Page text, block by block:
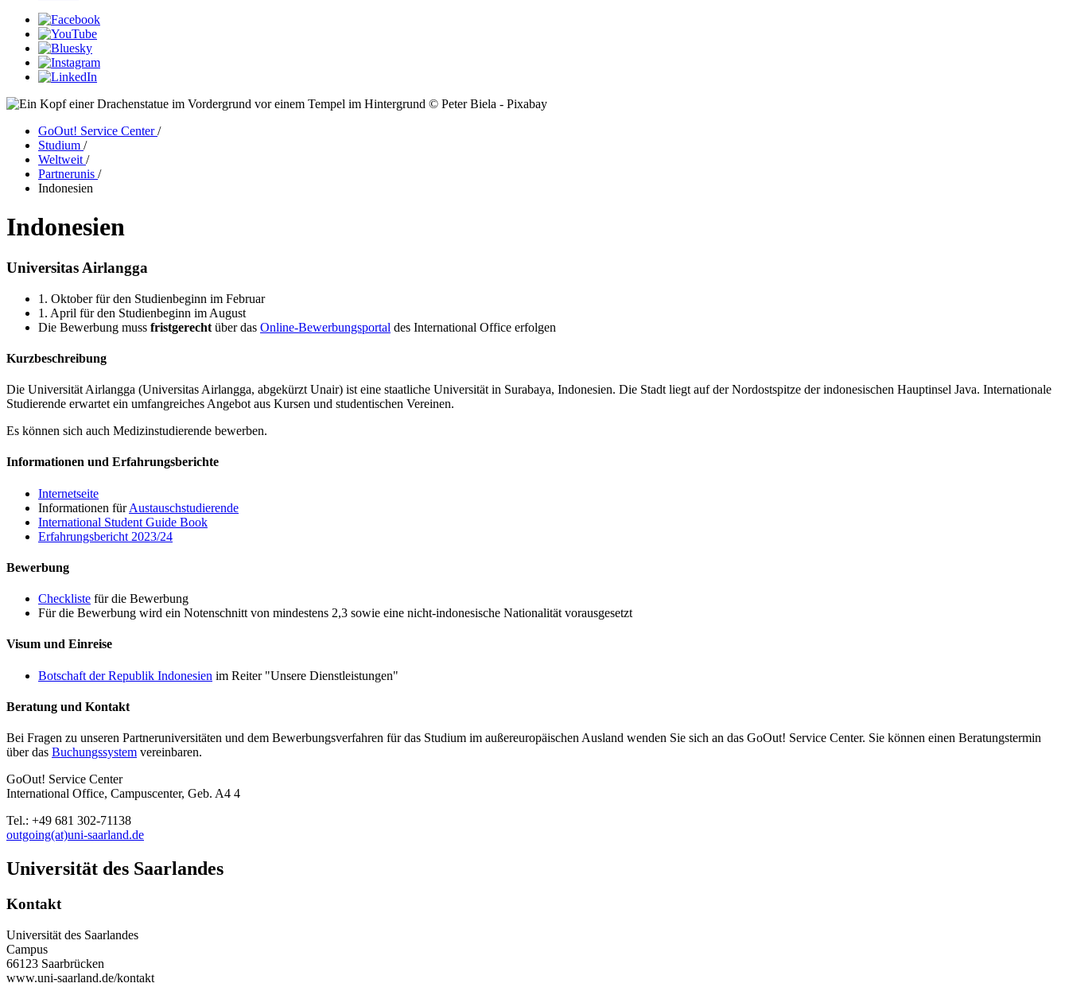
© Peter Biela - Pixabay
GoOut! Service Center/
Studium /
Weltweit /
Partnerunis /
Indonesien
Indonesien
Universitas Airlangga
1. Oktober für den Studienbeginn im Februar
1. April für den Studienbeginn im August
Die Bewerbung muss fristgerecht über das Online-Bewerbungsportal des International Office erfolgen
Kurzbeschreibung
Die Universität Airlangga (Universitas Airlangga, abgekürzt Unair) ist eine staatliche Universität in Surabaya, Indonesien. Die Stadt liegt auf der Nordostspitze der indonesischen Hauptinsel Java. Internationale
Studierende erwartet ein umfangreiches Angebot aus Kursen und studentischen Vereinen.
Es können sich auch Medizinstudierende bewerben.
Informationen und Erfahrungsberichte
Internetseite
Informationen fürAustauschstudierende
International Student Guide Book
Erfahrungsbericht 2023/24
Bewerbung
Checkliste für die Bewerbung
Für die Bewerbung wird ein Notenschnitt von mindestens 2,3 sowie eine nicht-indonesische Nationalität vorausgesetzt
Visum und Einreise
Botschaft der Republik Indonesien im Reiter "Unsere Dienstleistungen"
Beratung und Kontakt
Bei Fragen zu unseren Partneruniversitäten und dem Bewerbungsverfahren für das Studium im außereuropäischen Ausland wenden Sie sich an das GoOut! Service Center. Sie können einen Beratungstermin
über das Buchungssystem vereinbaren.
GoOut! Service Center
International Office, Campuscenter, Geb. A4 4
Tel.: +49 681 302-71138
outgoing(at)uni-saarland.de
Universität des Saarlandes
Kontakt
Universität des Saarlandes
Campus
66123 Saarbrücken
www.uni-saarland.de/kontakt